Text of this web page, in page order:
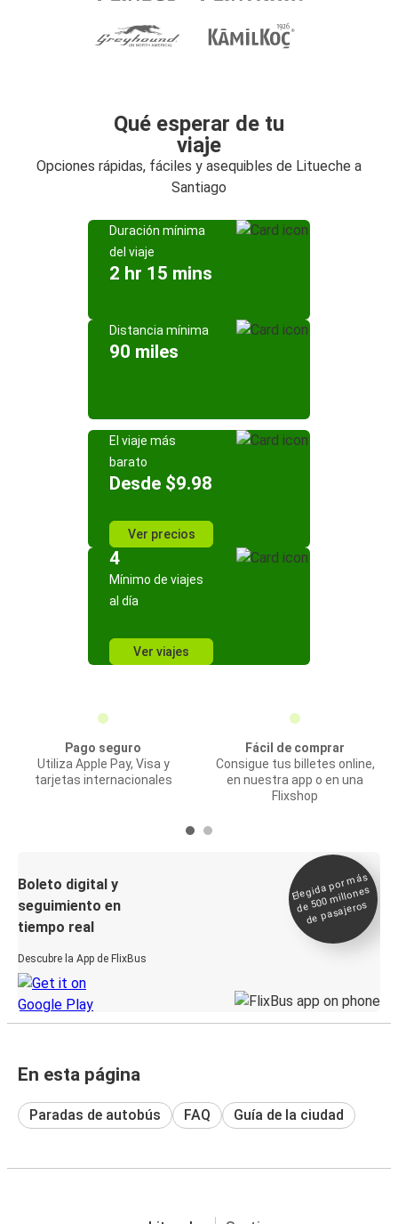
Qué esperar de tu
viaje
Opciones rápidas, fáciles y asequibles de Litueche a
Santiago
Duración mínima
del viaje
2 hr 15 mins
Distancia mínima
90 miles
El viaje más
barato
Desde $9.98
Ver precios
4
Mínimo de viajes
al día
Ver viajes
Pago seguro
Utiliza Apple Pay, Visa y
tarjetas internacionales
Fácil de comprar
Consigue tus billetes online,
en nuestra app o en una
Flixshop
Boleto digital y
seguimiento en
tiempo real
Descubre la App de FlixBus
Elegida por
más
de 500
millones
de pasajeros
En esta página
Paradas de autobús FAQ Guía de la ciudad